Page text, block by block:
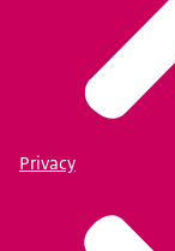
Privacy